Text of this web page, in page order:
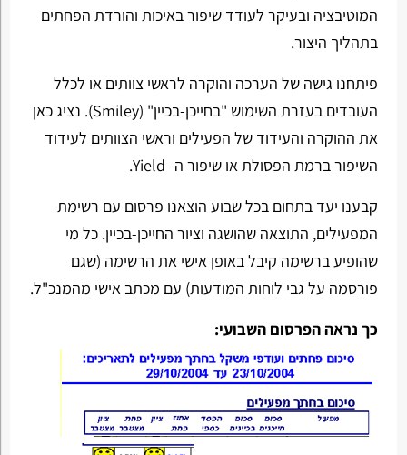
המוטיבציה ובעיקר לעודד שיפור באיכות והורדת הפחתים
בתהליך היצור.
פיתחנו גישה של הערכה והוקרה לראשי צוותים או לכלל
העובדים בעזרת השימוש "בחייכן-בכיין" (Smiley). נציג כאן
את ההוקרה והעידוד של הפעילים וראשי הצוותים לעידוד
השיפור ברמת הפסולת או שיפור ה- Yield.
קבענו יעד בתחום בכל שבוע הוצאנו פרסום עם רשימת
המפעילים, התוצאה שהושגה וציור החייכן-בכיין. כל מי
שהופיע ברשימה קיבל באופן אישי את הרשימה (שגם
פורסמה על גבי לוחות המודעות) עם מכתב אישי מהמנכ"ל.
כך נראה הפרסום השבועי: